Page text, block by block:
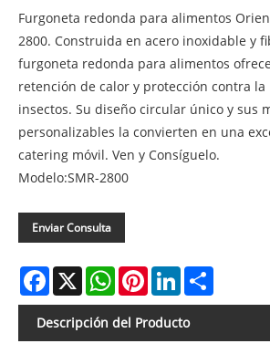
Furgoneta redonda para alimentos
2800. Construida en acero inoxidable y
furgoneta redonda para alimentos
retención de calor y protección contra la
insectos. Su diseño circular único y sus
personalizables la convierten en una
catering móvil. Ven y Consíguelo.
Modelo:SMR-2800
Enviar Consulta
Facebook
X WhatsAppPinterestLinkedIn
Descripción del Producto